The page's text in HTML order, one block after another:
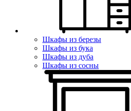
Шкафы из березы
Шкафы из бука
Шкафы из дуба
Шкафы из сосны